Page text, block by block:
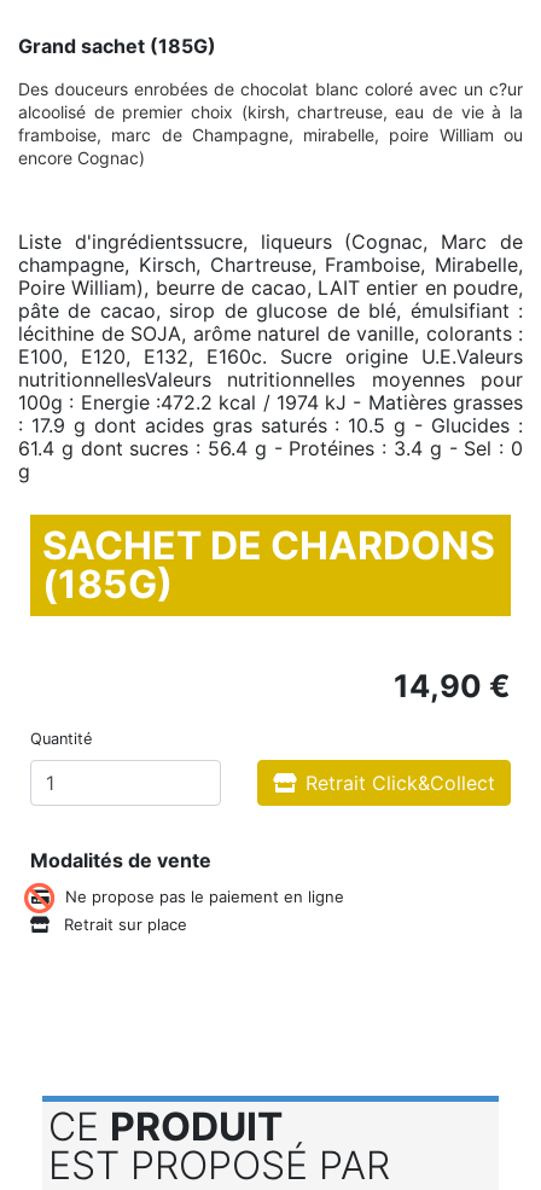
Grand sachet (185G)
Des douceurs enrobées de chocolat blanc coloré avec un c?ur
alcoolisé de premier choix (kirsh, chartreuse, eau de vie à la
framboise, marc de Champagne, mirabelle, poire William ou
encore Cognac)
Liste d'ingrédientssucre, liqueurs (Cognac, Marc de
champagne, Kirsch, Chartreuse, Framboise, Mirabelle,
Poire William), beurre de cacao, LAIT entier en poudre,
pâte de cacao, sirop de glucose de blé, émulsifiant :
lécithine de SOJA, arôme naturel de vanille, colorants :
E100, E120, E132, E160c. Sucre origine U.E.Valeurs
nutritionnellesValeurs nutritionnelles moyennes pour
100g : Energie :472.2 kcal / 1974 kJ - Matières grasses
: 17.9 g dont acides gras saturés : 10.5 g - Glucides :
61.4 g dont sucres : 56.4 g - Protéines : 3.4 g - Sel : 0
g
SACHET DE CHARDONS
(185G)
14,90 €
Quantité
Retrait Click&Collect
Modalités de vente
Ne propose pas le paiement en ligne
Retrait sur place
CE PRODUIT
EST PROPOSÉ PAR